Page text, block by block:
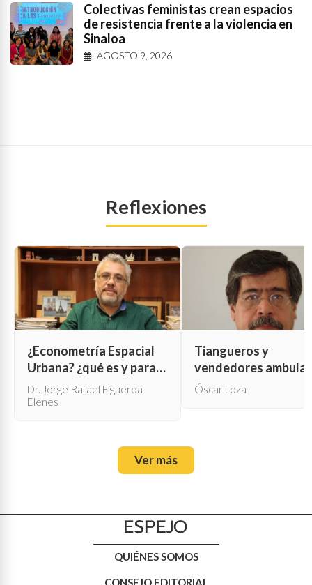
Colectivas feministas crean espacios
de resistencia frente a la violencia en
Sinaloa
AGOSTO 9, 2026
Reflexiones
¿Econometría Espacial
Urbana? ¿qué es y para
qué sirve?
Dr. Jorge Rafael Figueroa
Elenes
Tiangueros y
vendedores
Óscar Loza
Ver más
QUIÉNES SOMOS
CONSEJO EDITORIAL